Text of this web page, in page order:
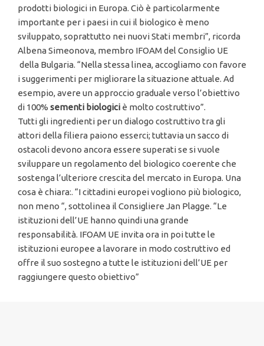
prodotti biologici in Europa. Ciò è particolarmente
importante per i paesi in cui il biologico è meno
sviluppato, soprattutto nei nuovi Stati membri”, ricorda
Albena Simeonova, membro IFOAM del Consiglio UE
della Bulgaria. “Nella stessa linea, accogliamo con favore
i suggerimenti per migliorare la situazione attuale. Ad
esempio, avere un approccio graduale verso l’obiettivo
di 100% sementi biologici è molto costruttivo”.
Tutti gli ingredienti per un dialogo costruttivo tra gli
attori della filiera paiono esserci; tuttavia un sacco di
ostacoli devono ancora essere superati se si vuole
sviluppare un regolamento del biologico coerente che
sostenga l’ulteriore crescita del mercato in Europa. Una
cosa è chiara:. “I cittadini europei vogliono più biologico,
non meno “, sottolinea il Consigliere Jan Plagge. “Le
istituzioni dell’UE hanno quindi una grande
responsabilità. IFOAM UE invita ora in poi tutte le
istituzioni europee a lavorare in modo costruttivo ed
offre il suo sostegno a tutte le istituzioni dell’UE per
raggiungere questo obiettivo”